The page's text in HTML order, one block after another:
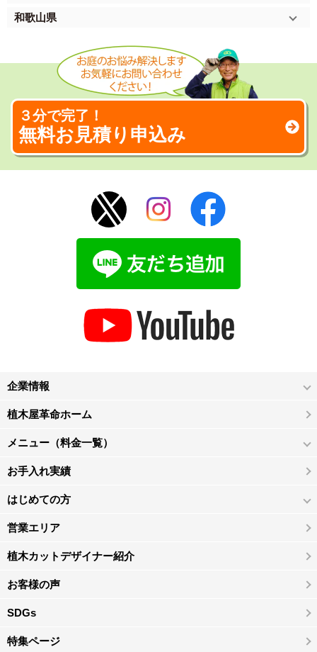
和歌山県
３分で完了！
無料お見積り申込み
企業情報
植木屋革命ホーム
メニュー（料金一覧）
お手入れ実績
はじめての方
営業エリア
植木カットデザイナー紹介
お客様の声
SDGs
特集ページ